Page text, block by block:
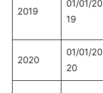
2019
01/01/20
19
2020
01/01/20
20